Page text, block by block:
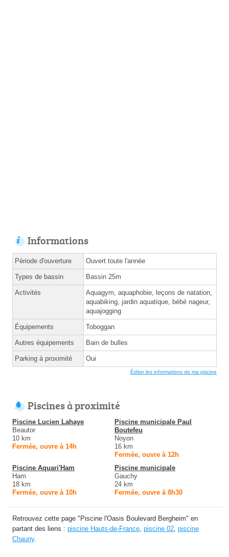
Informations
Période d'ouverture Ouvert toute l'année
Types de bassin Bassin 25m
Activités
Aquagym, aquaphobie, leçons de natation,
aquabiking, jardin aquatique, bébé nageur,
aquajogging
Équipements Toboggan
Autres équipements Bain de bulles
Parking à proximité Oui
Éditer les informations de ma piscine
Piscines à proximité
Piscine Lucien Lahaye
Beautor
10 km
Fermée, ouvre à 14h
Piscine municipale Paul
Boutefeu
Noyon
16 km
Fermée, ouvre à 12h
Piscine Aquari'Ham
Ham
18 km
Fermée, ouvre à 10h
Piscine municipale
Gauchy
24 km
Fermée, ouvre à 8h30
Retrouvez cette page "Piscine l'Oasis Boulevard Bergheim" en
partant des liens : piscine Hauts-de-France piscine 02 piscine
Chauny.